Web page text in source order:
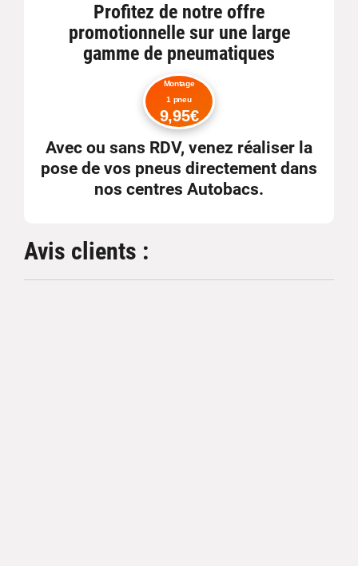
Profitez de notre offre
promotionnelle sur une large
gamme de pneumatiques
Montage
1 pneu
9,95€
Avec ou sans RDV, venez réaliser la
pose de vos pneus directement dans
nos centres Autobacs.
Avis clients :